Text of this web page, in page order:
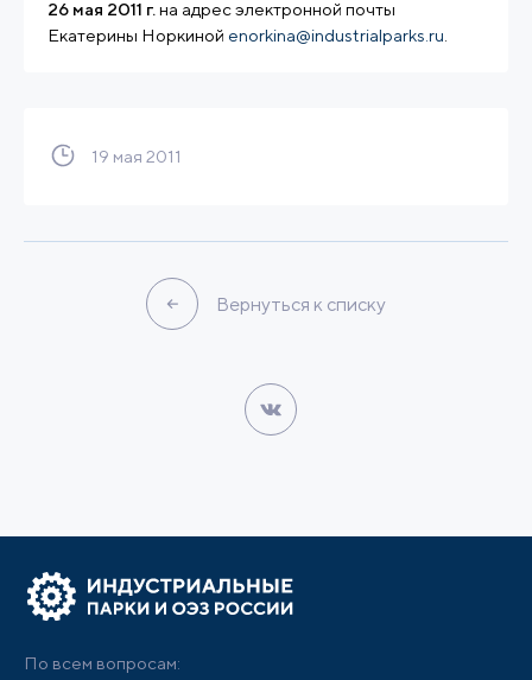
26 мая 2011 г. на адрес электронной почты
Екатерины Норкиной enorkina@industrialparks.ru
19 мая 2011
Вернуться к списку
По всем вопросам: